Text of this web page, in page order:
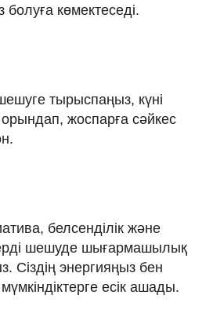
болуға көмектеседі.
тырыспаңыз, күні
жоспарға сәйкес
белсенділік және
шешуде шығармашылық
Сіздің энергияңыз бен
есік ашады.